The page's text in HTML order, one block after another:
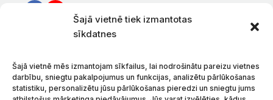
Šajā vietnē tiek izmantotas
sīkdatnes
Šajā vietnē mēs izmantojam sīkfailus, lai nodrošinātu pareizu vietnes
darbību, sniegtu pakalpojumus un funkcijas, analizētu pārlūkošanas
statistiku, personalizētu jūsu pārlūkošanas pieredzi un sniegtu jums
Informācija klientiem
Preču piegāde
Preču atgriešana